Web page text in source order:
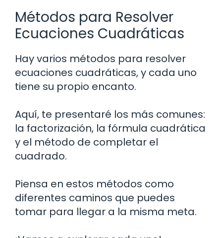
Métodos para Resolver
Ecuaciones Cuadráticas
Hay varios métodos para resolver
ecuaciones cuadráticas, y cada uno
tiene su propio encanto.
Aquí, te presentaré los más comunes:
la factorización, la fórmula cuadrática
y el método de completar el
cuadrado.
Piensa en estos métodos como
diferentes caminos que puedes
tomar para llegar a la misma meta.